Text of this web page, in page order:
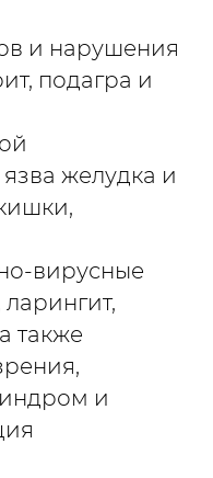
и нарушения
подагра и
желудка и
вирусные
также
и